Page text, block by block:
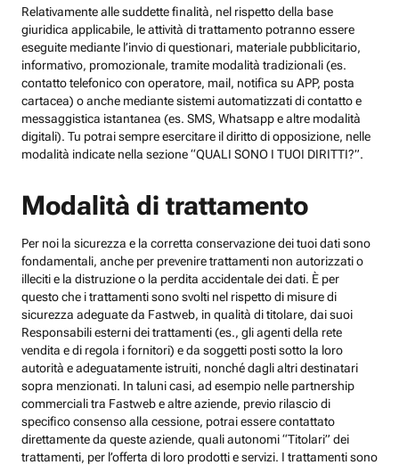
Relativamente alle suddette finalità, nel rispetto della base
giuridica applicabile, le attività di trattamento potranno essere
eseguite mediante l’invio di questionari, materiale pubblicitario,
informativo, promozionale, tramite modalità tradizionali (es.
contatto telefonico con operatore, mail, notifica su APP, posta
cartacea) o anche mediante sistemi automatizzati di contatto e
messaggistica istantanea (es. SMS, Whatsapp e altre modalità
digitali). Tu potrai sempre esercitare il diritto di opposizione, nelle
modalità indicate nella sezione “QUALI SONO I TUOI DIRITTI?”.
Modalità di trattamento
Per noi la sicurezza e la corretta conservazione dei tuoi dati sono
fondamentali, anche per prevenire trattamenti non autorizzati o
illeciti e la distruzione o la perdita accidentale dei dati. È per
questo che i trattamenti sono svolti nel rispetto di misure di
sicurezza adeguate da Fastweb, in qualità di titolare, dai suoi
Responsabili esterni dei trattamenti (es., gli agenti della rete
vendita e di regola i fornitori) e da soggetti posti sotto la loro
autorità e adeguatamente istruiti, nonché dagli altri destinatari
sopra menzionati. In taluni casi, ad esempio nelle partnership
commerciali tra Fastweb e altre aziende, previo rilascio di
specifico consenso alla cessione, potrai essere contattato
direttamente da queste aziende, quali autonomi “Titolari” dei
trattamenti, per l’offerta di loro prodotti e servizi. I trattamenti sono